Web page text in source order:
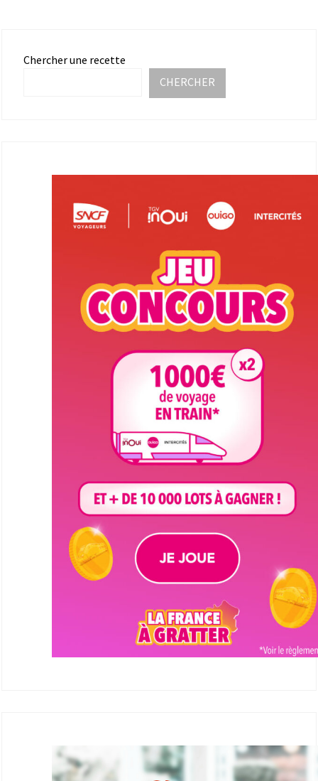
Chercher une recette
CHERCHER